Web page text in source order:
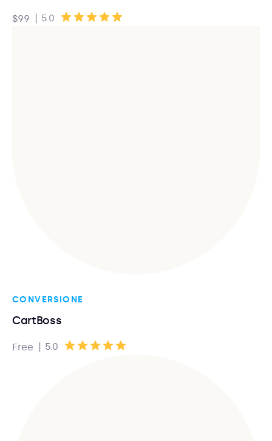
$99 | 5.0
CONVERSIONE
CartBoss
Free | 5.0